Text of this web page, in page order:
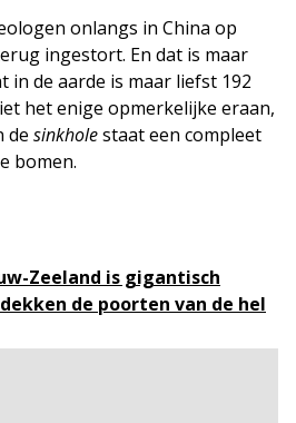
onlangs in China op
ingestort. En dat is maar
in de aarde is maar liefst 192
het enige opmerkelijke eraan,
de sinkholestaat een compleet
bomen.
Zeeland is gigantisch
de poorten van de hel